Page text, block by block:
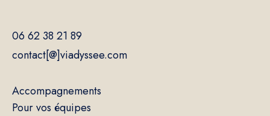
06 62 38 21 89
contact[@]viadyssee.com
Accompagnements
Pour vos équipes